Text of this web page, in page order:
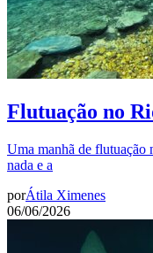
Flutuação no
Uma manhã de flutuação
nada e a
porÁtila Ximenes
06/06/2026